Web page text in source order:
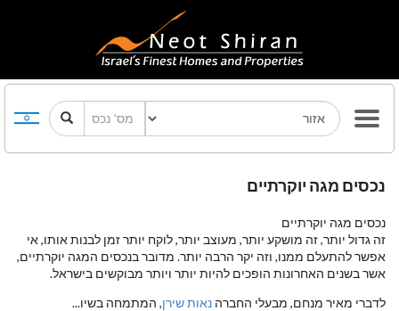
נכסים מגה יוקרתיים
נכסים מגה יוקרתיים
זה גדול יותר, זה מושקע יותר, מעוצב יותר, לוקח יותר זמן לבנות אותו, אי
אפשר להתעלם ממנו, וזה יקר הרבה יותר. מדובר בנכסים המגה יוקרתיים,
אשר בשנים האחרונות הופכים להיות יותר ויותר מבוקשים בישראל.
לדברי מאיר מנחם, מבעלי החברה נאות שירן, המתמחה בשיו...